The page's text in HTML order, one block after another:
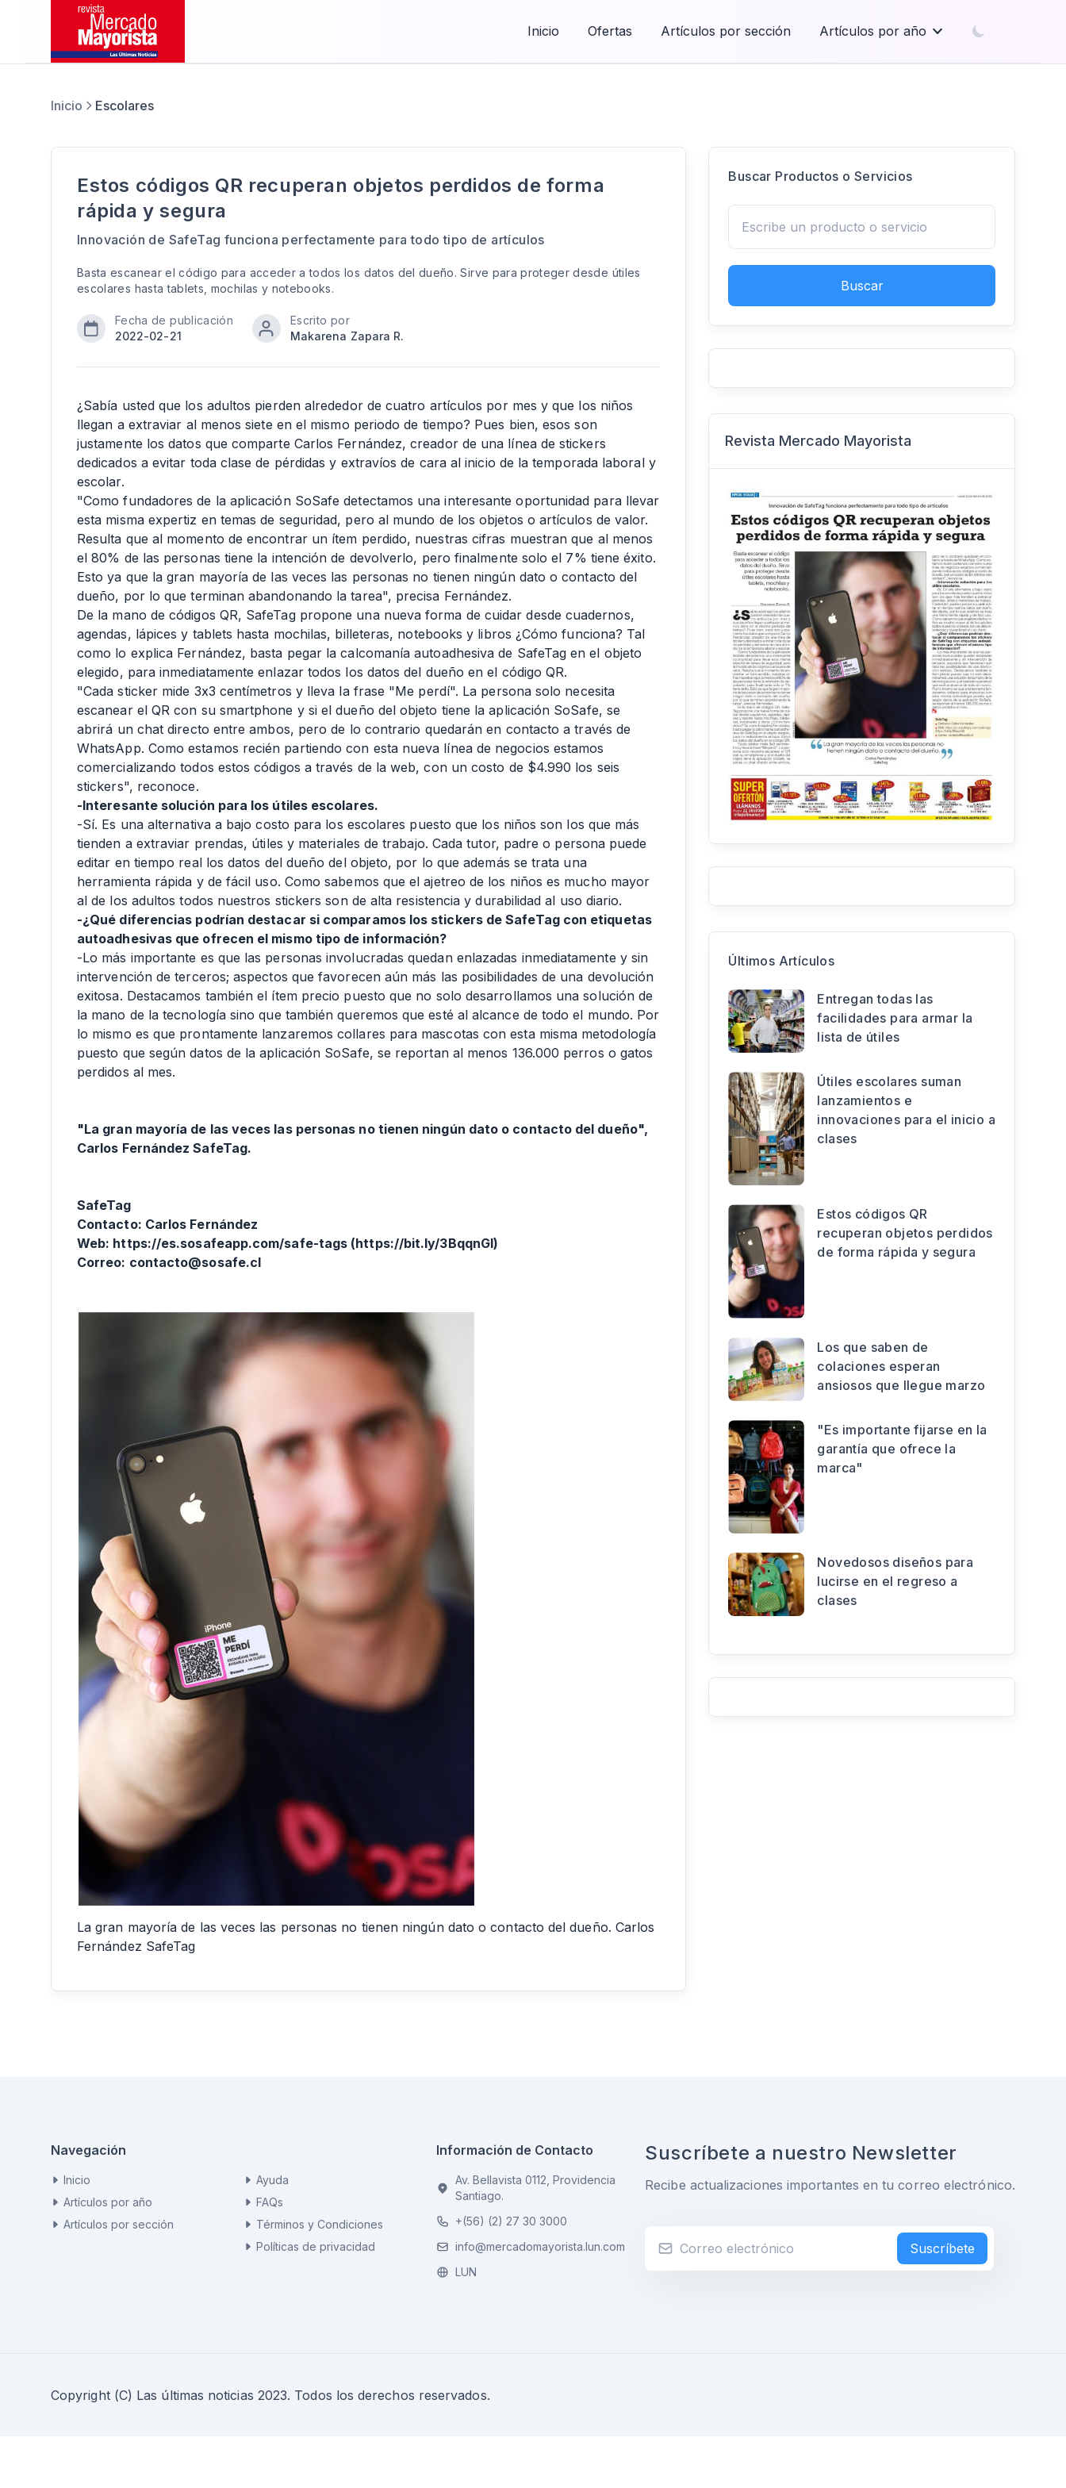
Inicio Ofertas Artículos por sección Artículos por año
Inicio Escolares
Estos códigos QR recuperan objetos perdidos de forma
rápida y segura
Innovación de SafeTag funciona perfectamente para todo tipo de artículos
Basta escanear el código para acceder a todos los datos del dueño. Sirve para proteger desde útiles
escolares hasta tablets, mochilas y notebooks.
Fecha de publicación
2022-02-21
Escrito por
Makarena Zapara R.
¿Sabía usted que los adultos pierden alrededor de cuatro artículos por mes y que los niños
llegan a extraviar al menos siete en el mismo periodo de tiempo? Pues bien, esos son
justamente los datos que comparte Carlos Fernández, creador de una línea de stickers
dedicados a evitar toda clase de pérdidas y extravíos de cara al inicio de la temporada laboral y
escolar.
"Como fundadores de la aplicación SoSafe detectamos una interesante oportunidad para llevar
esta misma expertiz en temas de seguridad, pero al mundo de los objetos o artículos de valor.
Resulta que al momento de encontrar un ítem perdido, nuestras cifras muestran que al menos
el 80% de las personas tiene la intención de devolverlo, pero finalmente solo el 7% tiene éxito.
Esto ya que la gran mayoría de las veces las personas no tienen ningún dato o contacto del
dueño, por lo que terminan abandonando la tarea", precisa Fernández.
De la mano de códigos QR, SafeTag propone una nueva forma de cuidar desde cuadernos,
agendas, lápices y tablets hasta mochilas, billeteras, notebooks y libros ¿Cómo funciona? Tal
como lo explica Fernández, basta pegar la calcomanía autoadhesiva de SafeTag en el objeto
elegido, para inmediatamente enlazar todos los datos del dueño en el código QR.
"Cada sticker mide 3x3 centímetros y lleva la frase "Me perdí". La persona solo necesita
escanear el QR con su smartphone y si el dueño del objeto tiene la aplicación SoSafe, se
abrirá un chat directo entre ambos, pero de lo contrario quedarán en contacto a través de
WhatsApp. Como estamos recién partiendo con esta nueva línea de negocios estamos
comercializando todos estos códigos a través de la web, con un costo de $4.990 los seis
stickers", reconoce.
-Interesante solución para los útiles escolares.
-Sí. Es una alternativa a bajo costo para los escolares puesto que los niños son los que más
tienden a extraviar prendas, útiles y materiales de trabajo. Cada tutor, padre o persona puede
editar en tiempo real los datos del dueño del objeto, por lo que además se trata una
herramienta rápida y de fácil uso. Como sabemos que el ajetreo de los niños es mucho mayor
al de los adultos todos nuestros stickers son de alta resistencia y durabilidad al uso diario.
-¿Qué diferencias podrían destacar si comparamos los stickers de SafeTag con etiquetas
autoadhesivas que ofrecen el mismo tipo de información?
-Lo más importante es que las personas involucradas quedan enlazadas inmediatamente y sin
intervención de terceros; aspectos que favorecen aún más las posibilidades de una devolución
exitosa. Destacamos también el ítem precio puesto que no solo desarrollamos una solución de
la mano de la tecnología sino que también queremos que esté al alcance de todo el mundo. Por
lo mismo es que prontamente lanzaremos collares para mascotas con esta misma metodología
puesto que según datos de la aplicación SoSafe, se reportan al menos 136.000 perros o gatos
perdidos al mes.
"La gran mayoría de las veces las personas no tienen ningún dato o contacto del dueño",
Carlos Fernández SafeTag.
SafeTag
Contacto: Carlos Fernández
Web: https://es.sosafeapp.com/safe-tags (https://bit.ly/3BqqnGI)
Correo: contacto@sosafe.cl
La gran mayoría de las veces las personas no tienen ningún dato o contacto del dueño. Carlos
Fernández SafeTag
Buscar Productos o Servicios
Buscar
Revista Mercado Mayorista
Últimos Artículos
Entregan todas las
facilidades para armar la
lista de útiles
Útiles escolares suman
lanzamientos e
innovaciones para el inicio a
clases
Estos códigos QR
recuperan objetos perdidos
de forma rápida y segura
Los que saben de
colaciones esperan
ansiosos que llegue marzo
"Es importante fijarse en la
garantía que ofrece la
marca"
Novedosos diseños para
lucirse en el regreso a
clases
Navegación
Inicio
Artículos por año
Artículos por sección
Ayuda
FAQs
Términos y Condiciones
Políticas de privacidad
Información de Contacto
Av. Bellavista 0112, Providencia
Santiago.
+(56) (2) 27 30 3000
info@mercadomayorista.lun.com
LUN
Suscríbete a nuestro Newsletter
Recibe actualizaciones importantes en tu correo electrónico.
Suscríbete
Copyright (C) Las últimas noticias 2023. Todos los derechos reservados.